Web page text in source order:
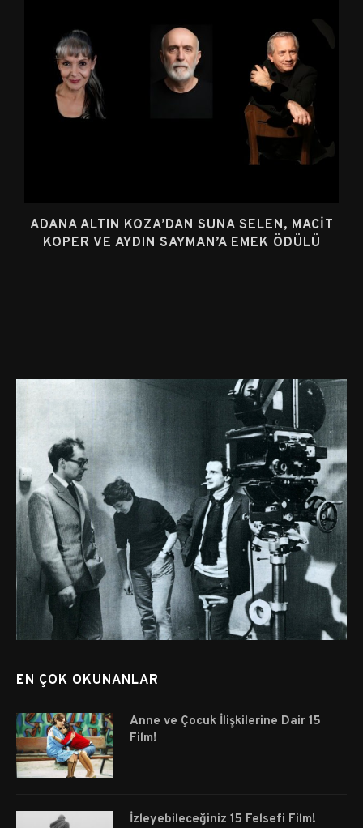
ADANA ALTIN KOZA’DAN SUNA SELEN, MACIT
KOPER VE AYDIN SAYMAN’A EMEK ÖDÜLÜ
EN ÇOK OKUNANLAR
Anne ve Çocuk İlişkilerine Dair 15
Film!
İzleyebileceğiniz 15 Felsefi Film!